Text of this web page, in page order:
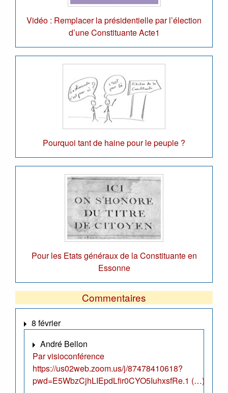
Vidéo : Remplacer la présidentielle par l’élection
d’une Constituante Acte1
Pourquoi tant de haine pour le peuple ?
Pour les Etats généraux de la Constituante en
Essonne
Commentaires
8 février
André Bellon
Par visioconférence
https://us02web.zoom.us/j/87478410618?
pwd=E5WbzCjhLIEpdLfir0CYO5IuhxsfRe.1 (…)